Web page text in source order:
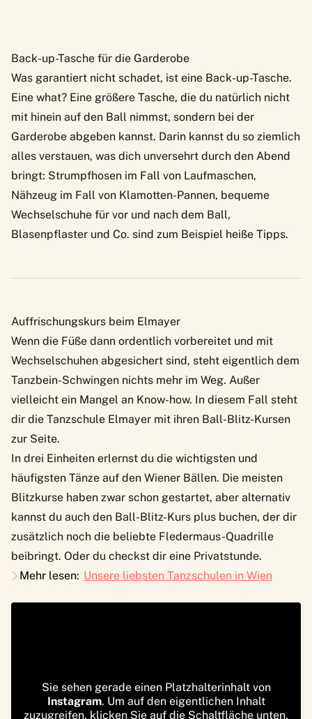
Back-up-Tasche für die Garderobe
Was garantiert nicht schadet, ist eine Back-up-Tasche.
Eine what? Eine größere Tasche, die du natürlich nicht
mit hinein auf den Ball nimmst, sondern bei der
Garderobe abgeben kannst. Darin kannst du so ziemlich
alles verstauen, was dich unversehrt durch den Abend
bringt: Strumpfhosen im Fall von Laufmaschen,
Nähzeug im Fall von Klamotten-Pannen, bequeme
Wechselschuhe für vor und nach dem Ball,
Blasenpflaster und Co. sind zum Beispiel heiße Tipps.
Auffrischungskurs beim Elmayer
Wenn die Füße dann ordentlich vorbereitet und mit
Wechselschuhen abgesichert sind, steht eigentlich dem
Tanzbein-Schwingen nichts mehr im Weg. Außer
vielleicht ein Mangel an Know-how. In diesem Fall steht
dir die Tanzschule Elmayer mit ihren Ball-Blitz-Kursen
zur Seite.
In drei Einheiten erlernst du die wichtigsten und
häufigsten Tänze auf den Wiener Bällen. Die meisten
Blitzkurse haben zwar schon gestartet, aber alternativ
kannst du auch den Ball-Blitz-Kurs plus buchen, der dir
zusätzlich noch die beliebte Fledermaus-Quadrille
beibringt. Oder du checkst dir eine Privatstunde.
Mehr lesen: Unsere liebsten Tanzschulen in Wien
Sie sehen gerade einen Platzhalterinhalt von
Instagram. Um auf den eigentlichen Inhalt
zuzugreifen, klicken Sie auf die Schaltfläche unten.